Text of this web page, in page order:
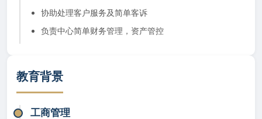
协助处理客户服务及简单客诉
负责中心简单财务管理，资产管控
教育背景
工商管理